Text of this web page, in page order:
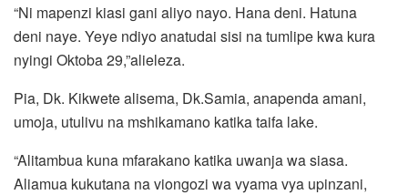
“Ni mapenzi kiasi gani aliyo nayo. Hana deni. Hatuna
deni naye. Yeye ndiyo anatudai sisi na tumlipe kwa kura
nyingi Oktoba 29,”alieleza.
Pia, Dk. Kikwete alisema, Dk.Samia, anapenda amani,
umoja, utulivu na mshikamano katika taifa lake.
“Alitambua kuna mfarakano katika uwanja wa siasa.
Aliamua kukutana na viongozi wa vyama vya upinzani,